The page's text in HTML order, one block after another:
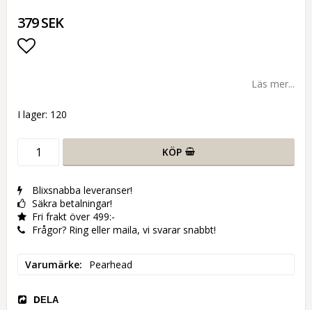
379 SEK
Läs mer...
I lager: 120
KÖP
Blixsnabba leveranser!
Säkra betalningar!
Fri frakt över 499:-
Frågor? Ring eller maila, vi svarar snabbt!
Varumärke Pearhead
DELA